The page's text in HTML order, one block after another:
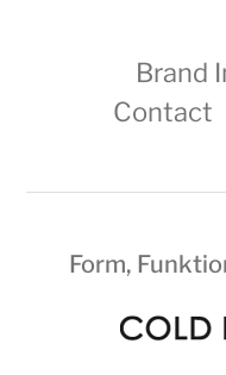
Brand
Contact
Form,